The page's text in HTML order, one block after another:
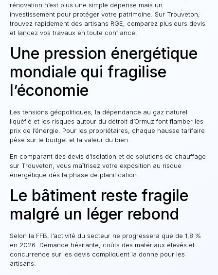
rénovation n’est plus une simple dépense mais un
investissement pour protéger votre patrimoine. Sur Trouveton,
trouvez rapidement des artisans RGE, comparez plusieurs devis
et lancez vos travaux en toute confiance.
Une pression énergétique
mondiale qui fragilise
l’économie
Les tensions géopolitiques, la dépendance au gaz naturel
liquéfié et les risques autour du détroit d’Ormuz font flamber les
prix de l’énergie. Pour les propriétaires, chaque hausse tarifaire
pèse sur le budget et la valeur du bien.
En comparant des devis d’isolation et de solutions de chauffage
sur Trouveton, vous maîtrisez votre exposition au risque
énergétique dès la phase de planification.
Le bâtiment reste fragile
malgré un léger rebond
Selon la FFB, l’activité du secteur ne progressera que de 1,8 %
en 2026. Demande hésitante, coûts des matériaux élevés et
concurrence sur les devis compliquent la donne pour les
artisans.